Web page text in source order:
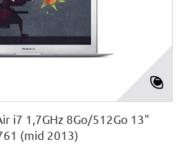
i7 1,7GHz 8Go/512Go 13"
(mid 2013)